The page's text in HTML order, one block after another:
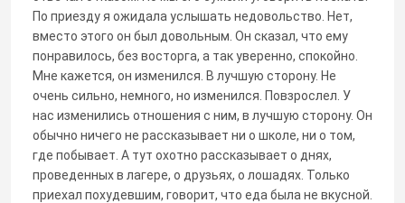
По приезду я ожидала услышать недовольство. Нет,
вместо этого он был довольным. Он сказал, что ему
понравилось, без восторга, а так уверенно, спокойно.
Мне кажется, он изменился. В лучшую сторону. Не
очень сильно, немного, но изменился. Повзрослел. У
нас изменились отношения с ним, в лучшую сторону. Он
обычно ничего не рассказывает ни о школе, ни о том,
где побывает. А тут охотно рассказывает о днях,
проведенных в лагере, о друзьях, о лошадях. Только
приехал похудевшим, говорит, что еда была не вкусной.